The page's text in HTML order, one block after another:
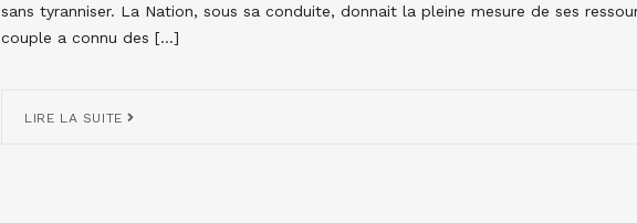
sans tyranniser. La Nation, sous sa conduite, donnait la pleine mesure de ses
couple a connu des […]
LIRE LA SUITE